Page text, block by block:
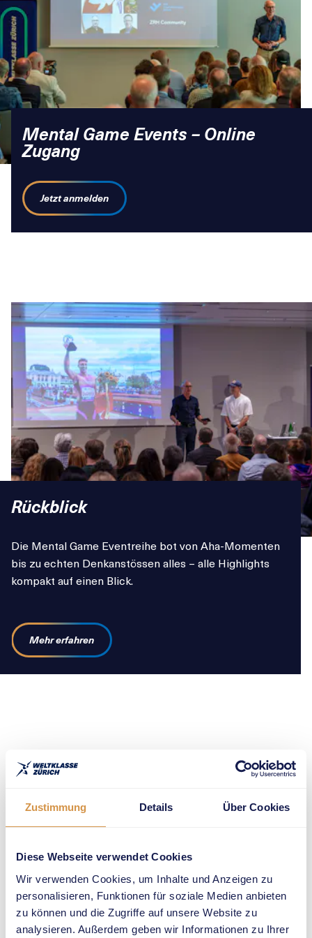
Zustimmung Details Über Cookies
Diese Webseite verwendet Cookies
Wir verwenden Cookies, um Inhalte und Anzeigen zu
personalisieren, Funktionen für soziale Medien anbieten
zu können und die Zugriffe auf unsere Website zu
analysieren. Außerdem geben wir Informationen zu Ihrer
Mental Game Events – Online
Zugang
Jetzt anmelden
Rückblick
Die Mental Game Eventreihe bot von Aha-Momenten
bis zu echten Denkanstössen alles – alle Highlights
kompakt auf einen Blick.
Mehr erfahren
Weltklasse Zürich
Letzigrund
Weltklasse Zürich
im Hauptbahnhof
Zürich
Weltklasse Zürich